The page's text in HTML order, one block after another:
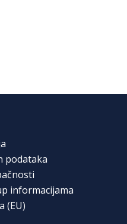
podataka
informacijama
(EU)